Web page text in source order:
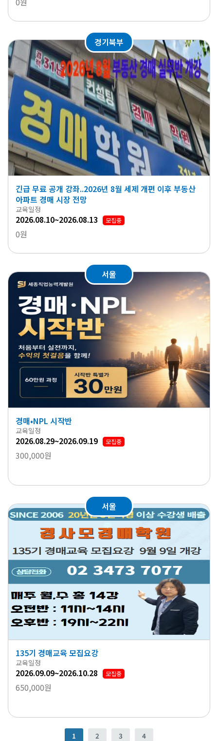
경기북부
긴급 무료 공개 강좌..2026년 8월 세제 개편 이후 부동산
아파트 경매 시장 전망
교육일정
2026.08.10~2026.08.13 모집중
0원
서울
경매•NPL 시작반
교육일정
2026.08.29~2026.09.19 모집중
300,000원
서울
135기 경매교육 모집요강
교육일정
2026.09.09~2026.10.28 모집중
650,000원
1 2 3 4